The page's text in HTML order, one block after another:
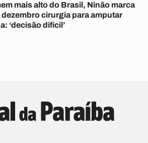
mais alto do Brasil, Ninão marca
dezembro cirurgia para amputar
‘decisão difícil’